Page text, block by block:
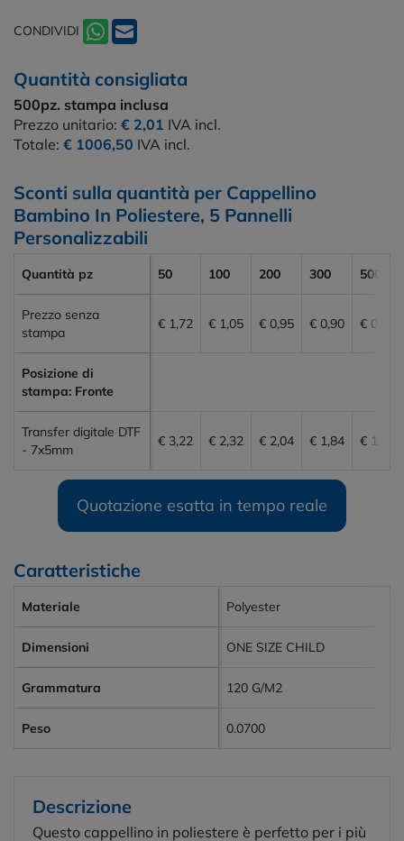
CONDIVIDI
Quantità consigliata
500pz. stampa inclusa
Prezzo unitario: € 2,01 IVA incl.
Totale: € 1006,50 IVA incl.
Sconti sulla quantità per Cappellino
Bambino In Poliestere, 5 Pannelli
Personalizzabili
Quantità pz 50 100 200 300 500
Prezzo senza
stampa
€ 1,72 € 1,05 € 0,95 € 0,90 € 0,85
Posizione di
stampa: Fronte
Transfer digitale DTF
- 7x5mm
€ 3,22 € 2,32 € 2,04 € 1,84 € 1,65
Quotazione esatta in tempo reale
Caratteristiche
Materiale Polyester
Dimensioni ONE SIZE CHILD
Grammatura 120 G/M2
Peso 0.0700
Descrizione
Questo cappellino in poliestere è perfetto per i più